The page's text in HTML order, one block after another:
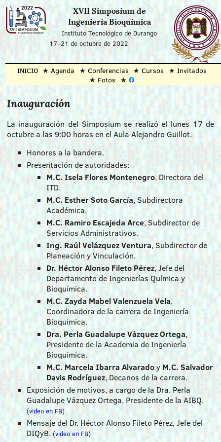
XVII Simposium de
Ingeniería Bioquímica
Instituto Tecnológico de Durango
17–21 de octubre de 2022
INICIO Agenda Conferencias Cursos
Invitados
Fotos
Inauguración
La inauguración del Simposium se realizó el lunes 17 de
octubre a las 9:00 horas en el Aula Alejandro Guillot.
Honores a la bandera.
Presentación de autoridades:
M.C. Isela Flores Montenegro, Directora del
ITD.
M.C. Esther Soto García, Subdirectora
Académica.
M.C. Ramiro Escajeda Arce, Subdirector de
Servicios Administrativos.
Ing. Raúl Velázquez Ventura, Subdirector de
Planeación y Vinculación.
Dr. Héctor Alonso Fileto Pérez, Jefe del
Departamento de Ingenierías Química y
Bioquímica.
M.C. Zayda Mabel Valenzuela Vela,
Coordinadora de la carrera de Ingeniería
Bioquímica.
Dra. Perla Guadalupe Vázquez Ortega,
Presidente de la Academia de Ingeniería
Bioquímica.
M.C. Marcela Ibarra AlvaradoyM.C. Salvador
Davis Rodríguez, Decanos de la carrera.
Exposición de motivos, a cargo de la Dra. Perla
Guadalupe Vázquez Ortega, Presidente de la AIBQ.
(video en FB)
Mensaje del Dr. Héctor Alonso Fileto Pérez, Jefe del
DIQyB.(video en FB)